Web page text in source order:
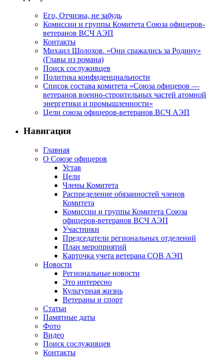
Его, Отчизна, не забудь
Комиссии и группы Комитета Союза офицеров-
ветеранов ВСЧ АЭП
Контакты
Михаил Шолохов. «Они сражались за Родину»
(Главы из романа)
Поиск сослуживцев
Политика конфиденциальности
Список состава комитета «Союза офицеров —
ветеранов военно-строительных частей атомной
энергетики и промышленности»
Цели союза офицеров-ветеранов ВСЧ АЭП
Навигация
Главная
О Союзе офицеров
Устав
Цели
Члены Комитета
Распределение обязанностей членов
Комитета
Комиссии и группы Комитета Союза
офицеров-ветеранов ВСЧ АЭП
Участники
Председатели региональных отделений
План мероприятий
Карточка учета ветерана CОВ АЭП
Новости
Региональные новости
Это интересно
Культурная жизнь
Ветераны и спорт
Статьи
Памятные даты
Фото
Видео
Поиск сослуживцев
Контакты